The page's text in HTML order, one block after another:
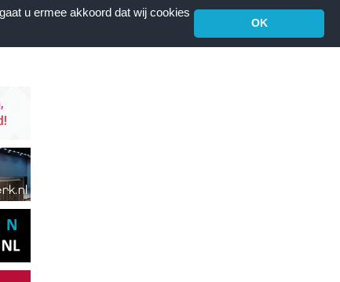
u ermee akkoord dat wij cookies
OK